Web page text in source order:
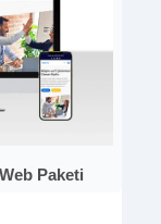
Paketi